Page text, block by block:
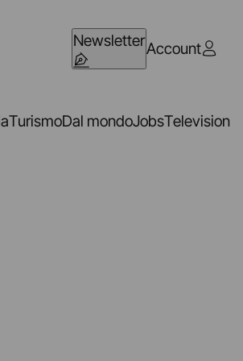
NewsletterAccount
TurismoDal mondoJobsTelevision